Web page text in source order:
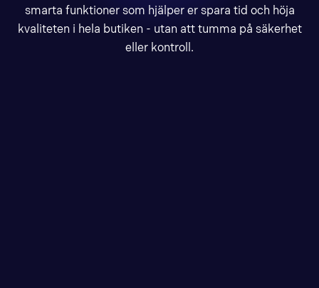
smarta funktioner som hjälper er spara tid och höja
kvaliteten i hela butiken - utan att tumma på säkerhet
eller kontroll.